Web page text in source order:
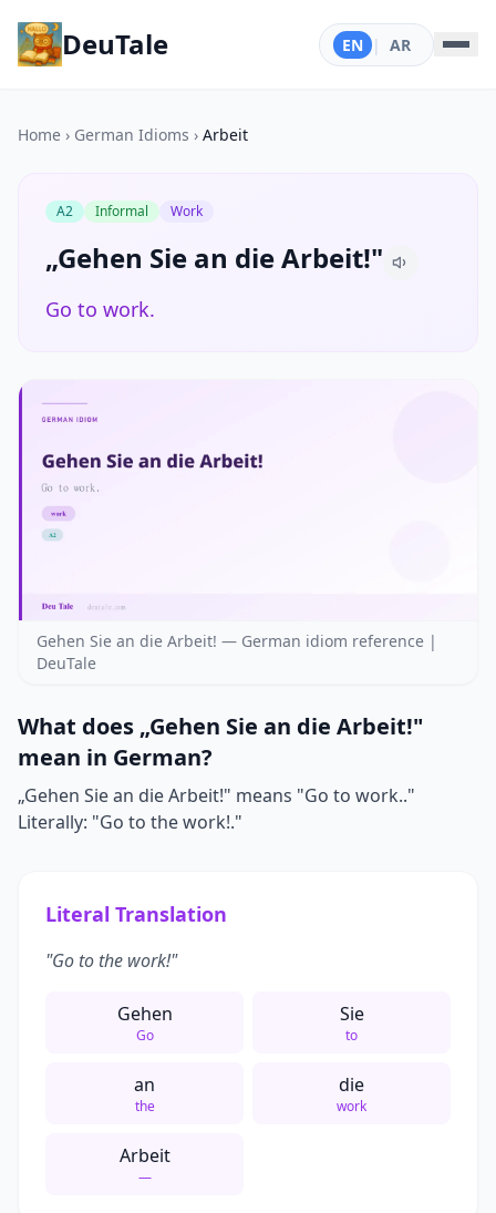
DeuTale EN | AR
Home › German Idioms › Arbeit
A2 Informal Work
„Gehen Sie an die Arbeit!"
Go to work.
Gehen Sie an die Arbeit! — German idiom reference |
DeuTale
What does „Gehen Sie an die Arbeit!"
mean in German?
„Gehen Sie an die Arbeit!" means "Go to work.."
Literally: "Go to the work!."
Literal Translation
"Go to the work!"
Gehen
Go
Sie
to
an
the
die
work
Arbeit
—